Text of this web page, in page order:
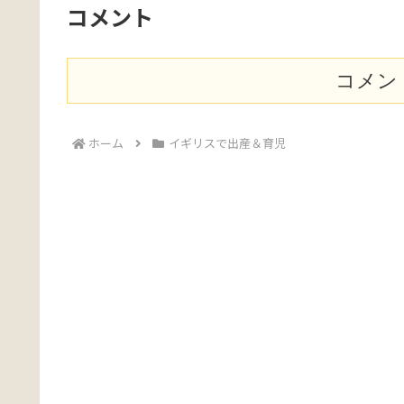
コメント
コメン
ホーム イギリスで出産＆育児